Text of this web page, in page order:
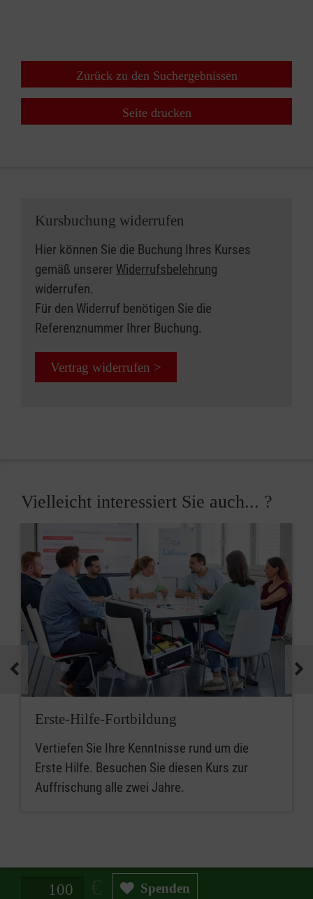
Zurück zu den Suchergebnissen
Seite drucken
Kursbuchung widerrufen
Hier können Sie die Buchung Ihres Kurses
gemäß unserer Widerrufsbelehrung
widerrufen.
Für den Widerruf benötigen Sie die
Referenznummer Ihrer Buchung.
Vertrag widerrufen >
Vielleicht interessiert Sie auch... ?
Erste-Hilfe-Fortbildung
Vertiefen Sie Ihre Kenntnisse rund um die
Erste Hilfe. Besuchen Sie diesen Kurs zur
Auffrischung alle zwei Jahre.
Spendenbetrag in Euro Spenden